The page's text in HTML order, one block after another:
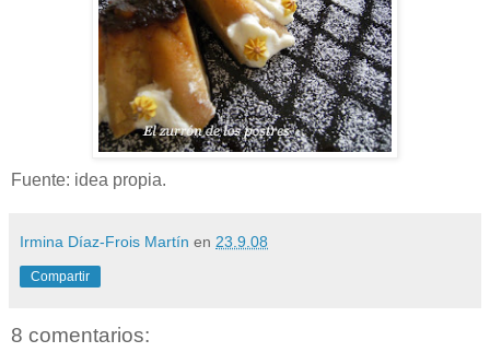
Fuente: idea propia.
Irmina Díaz-Frois Martín en 23.9.08
Compartir
8 comentarios: